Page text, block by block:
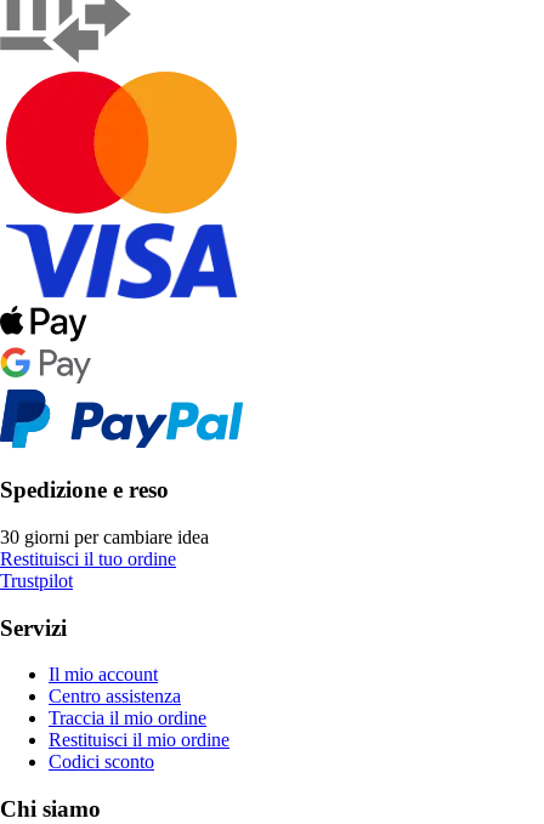
Spedizione e reso
30 giorni per cambiare idea
Restituisci il tuo ordine
Trustpilot
Servizi
Il mio account
Centro assistenza
Traccia il mio ordine
Restituisci il mio ordine
Codici sconto
Chi siamo